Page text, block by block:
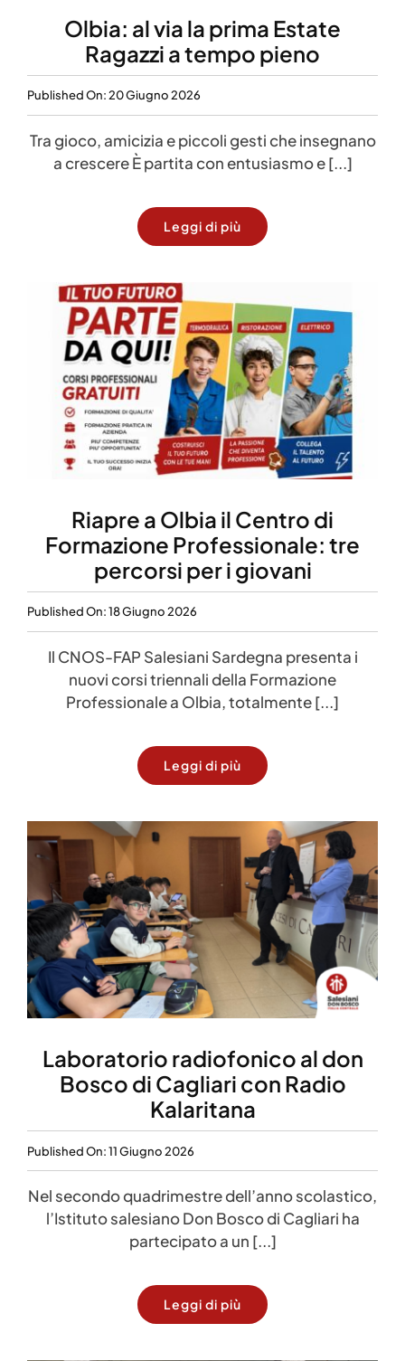
Olbia: al via la prima Estate
Ragazzi a tempo pieno
Published On: 20 Giugno 2026
Tra gioco, amicizia e piccoli gesti che insegnano
a crescere È partita con entusiasmo e [...]
Leggi di più
Riapre a Olbia il Centro di
Formazione Professionale: tre
percorsi per i giovani
Published On: 18 Giugno 2026
Il CNOS-FAP Salesiani Sardegna presenta i
nuovi corsi triennali della Formazione
Professionale a Olbia, totalmente [...]
Leggi di più
Laboratorio radiofonico al don
Bosco di Cagliari con Radio
Kalaritana
Published On: 11 Giugno 2026
Nel secondo quadrimestre dell’anno scolastico,
l’Istituto salesiano Don Bosco di Cagliari ha
partecipato a un [...]
Leggi di più